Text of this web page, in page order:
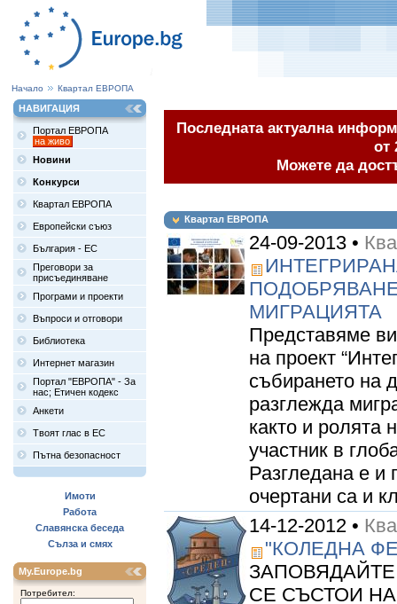
Начало Квартал ЕВРОПА
НАВИГАЦИЯ
Портал ЕВРОПА
на живо
Новини
Конкурси
Квартал ЕВРОПА
Европейски съюз
България - ЕС
Преговори за
присъединяване
Програми и проекти
Въпроси и отговори
Библиотека
Интернет магазин
Портал "ЕВРОПА" - За
нас; Етичен кодекс
Анкети
Твоят глас в ЕС
Пътна безопасност
Имоти
Работа
Славянска беседа
Сълза и смях
My.Europe.bg
Потребител:
Последната актуална
от
Можете да
Квартал ЕВРОПА
24-09-2013 •
МИГРАЦИЯТА
Представяме
на проект
събирането на
разглежда
както и ролята
участник в
Разгледана е и
очертани са и
14-12-2012 •
"КОЛЕДНА
СЕ СЪСТОИ НА